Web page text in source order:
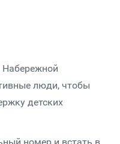
Набережной
люди, чтобы
детских